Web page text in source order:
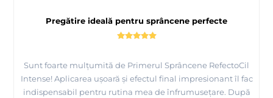
Pregătire ideală pentru sprâncene perfecte
Sunt foarte mulțumită de Primerul Sprâncene RefectoCil
Intense! Aplicarea ușoară și efectul final impresionant îl fac
indispensabil pentru rutina mea de înfrumusețare. După